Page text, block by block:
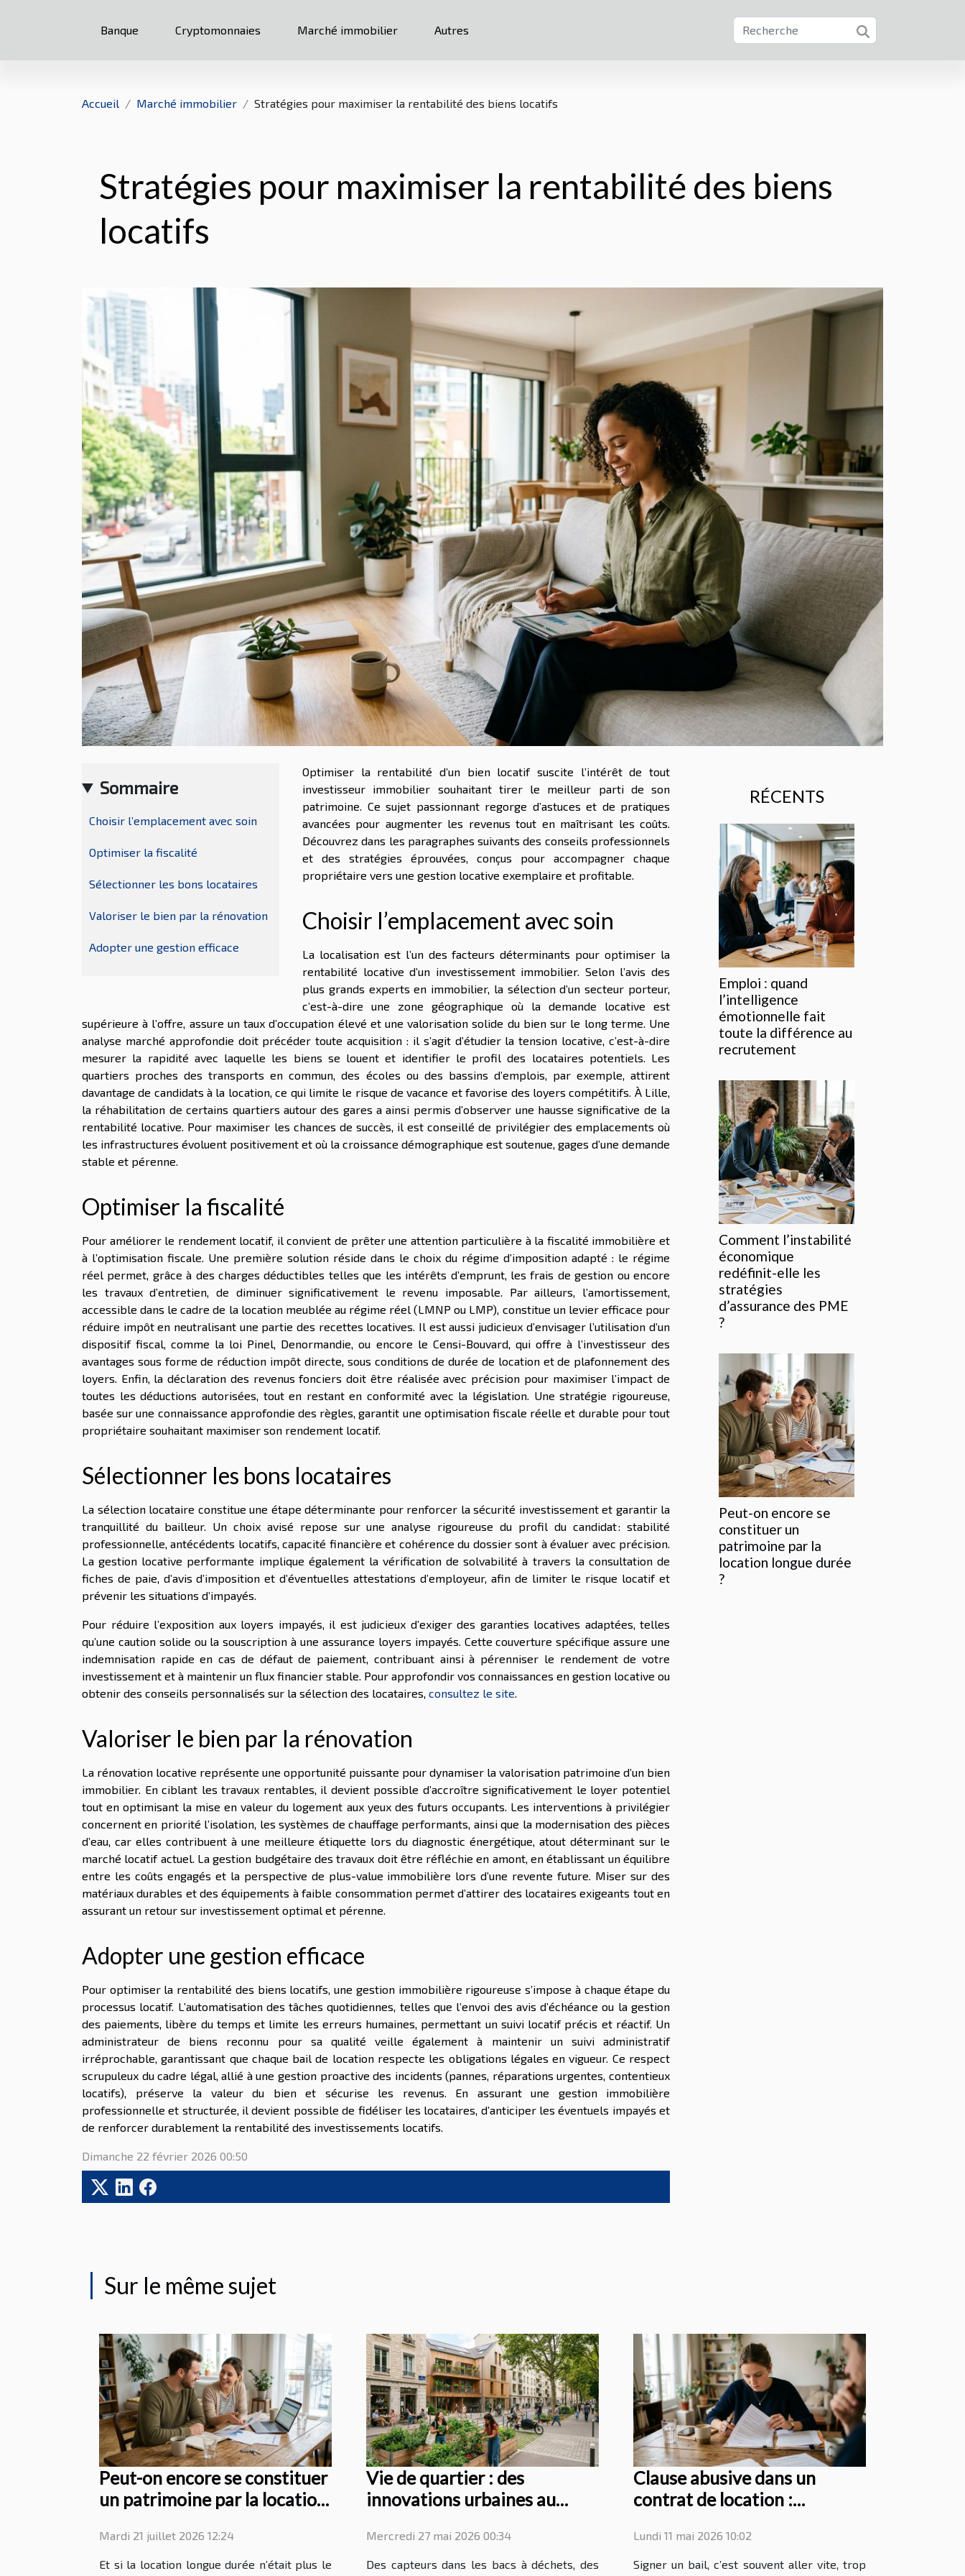
Banque Cryptomonnaies Marché immobilier Autres
Accueil Marché immobilier Stratégies pour maximiser la rentabilité des biens locatifs
Stratégies pour maximiser la rentabilité des biens
locatifs
Sommaire
Choisir l’emplacement avec soin
Optimiser la fiscalité
Sélectionner les bons locataires
Valoriser le bien par la rénovation
Adopter une gestion efficace
Optimiser la rentabilité d’un bien locatif suscite l’intérêt de tout
investisseur immobilier souhaitant tirer le meilleur parti de son
patrimoine. Ce sujet passionnant regorge d’astuces et de pratiques
avancées pour augmenter les revenus tout en maîtrisant les coûts.
Découvrez dans les paragraphes suivants des conseils professionnels
et des stratégies éprouvées, conçus pour accompagner chaque
propriétaire vers une gestion locative exemplaire et profitable.
Choisir l’emplacement avec soin
La localisation est l’un des facteurs déterminants pour optimiser la
rentabilité locative d’un investissement immobilier. Selon l’avis des
plus grands experts en immobilier, la sélection d’un secteur porteur,
c’est-à-dire une zone géographique où la demande locative est
supérieure à l’offre, assure un taux d’occupation élevé et une valorisation solide du bien sur le long terme. Une
analyse marché approfondie doit précéder toute acquisition : il s’agit d’étudier la tension locative, c’est-à-dire
mesurer la rapidité avec laquelle les biens se louent et identifier le profil des locataires potentiels. Les
quartiers proches des transports en commun, des écoles ou des bassins d’emplois, par exemple, attirent
davantage de candidats à la location, ce qui limite le risque de vacance et favorise des loyers compétitifs. À Lille,
la réhabilitation de certains quartiers autour des gares a ainsi permis d’observer une hausse significative de la
rentabilité locative. Pour maximiser les chances de succès, il est conseillé de privilégier des emplacements où
les infrastructures évoluent positivement et où la croissance démographique est soutenue, gages d’une demande
stable et pérenne.
Optimiser la fiscalité
Pour améliorer le rendement locatif, il convient de prêter une attention particulière à la fiscalité immobilière et
à l’optimisation fiscale. Une première solution réside dans le choix du régime d’imposition adapté : le régime
réel permet, grâce à des charges déductibles telles que les intérêts d’emprunt, les frais de gestion ou encore
les travaux d’entretien, de diminuer significativement le revenu imposable. Par ailleurs, l’amortissement,
accessible dans le cadre de la location meublée au régime réel (LMNP ou LMP), constitue un levier efficace pour
réduire impôt en neutralisant une partie des recettes locatives. Il est aussi judicieux d’envisager l’utilisation d’un
dispositif fiscal, comme la loi Pinel, Denormandie, ou encore le Censi-Bouvard, qui offre à l’investisseur des
avantages sous forme de réduction impôt directe, sous conditions de durée de location et de plafonnement des
loyers. Enfin, la déclaration des revenus fonciers doit être réalisée avec précision pour maximiser l’impact de
toutes les déductions autorisées, tout en restant en conformité avec la législation. Une stratégie rigoureuse,
basée sur une connaissance approfondie des règles, garantit une optimisation fiscale réelle et durable pour tout
propriétaire souhaitant maximiser son rendement locatif.
Sélectionner les bons locataires
La sélection locataire constitue une étape déterminante pour renforcer la sécurité investissement et garantir la
tranquillité du bailleur. Un choix avisé repose sur une analyse rigoureuse du profil du candidat : stabilité
professionnelle, antécédents locatifs, capacité financière et cohérence du dossier sont à évaluer avec précision.
La gestion locative performante implique également la vérification de solvabilité à travers la consultation de
fiches de paie, d’avis d’imposition et d’éventuelles attestations d’employeur, afin de limiter le risque locatif et
prévenir les situations d’impayés.
Pour réduire l’exposition aux loyers impayés, il est judicieux d’exiger des garanties locatives adaptées, telles
qu’une caution solide ou la souscription à une assurance loyers impayés. Cette couverture spécifique assure une
indemnisation rapide en cas de défaut de paiement, contribuant ainsi à pérenniser le rendement de votre
investissement et à maintenir un flux financier stable. Pour approfondir vos connaissances en gestion locative ou
obtenir des conseils personnalisés sur la sélection des locataires, consultez le site
Valoriser le bien par la rénovation
La rénovation locative représente une opportunité puissante pour dynamiser la valorisation patrimoine d’un bien
immobilier. En ciblant les travaux rentables, il devient possible d’accroître significativement le loyer potentiel
tout en optimisant la mise en valeur du logement aux yeux des futurs occupants. Les interventions à privilégier
concernent en priorité l’isolation, les systèmes de chauffage performants, ainsi que la modernisation des pièces
d’eau, car elles contribuent à une meilleure étiquette lors du diagnostic énergétique, atout déterminant sur le
marché locatif actuel. La gestion budgétaire des travaux doit être réfléchie en amont, en établissant un équilibre
entre les coûts engagés et la perspective de plus-value immobilière lors d’une revente future. Miser sur des
matériaux durables et des équipements à faible consommation permet d’attirer des locataires exigeants tout en
assurant un retour sur investissement optimal et pérenne.
Adopter une gestion efficace
Pour optimiser la rentabilité des biens locatifs, une gestion immobilière rigoureuse s’impose à chaque étape du
processus locatif. L’automatisation des tâches quotidiennes, telles que l’envoi des avis d’échéance ou la gestion
des paiements, libère du temps et limite les erreurs humaines, permettant un suivi locatif précis et réactif. Un
administrateur de biens reconnu pour sa qualité veille également à maintenir un suivi administratif
irréprochable, garantissant que chaque bail de location respecte les obligations légales en vigueur. Ce respect
scrupuleux du cadre légal, allié à une gestion proactive des incidents (pannes, réparations urgentes, contentieux
locatifs), préserve la valeur du bien et sécurise les revenus. En assurant une gestion immobilière
professionnelle et structurée, il devient possible de fidéliser les locataires, d’anticiper les éventuels impayés et
de renforcer durablement la rentabilité des investissements locatifs.
Dimanche 22 février 2026 00:50
RÉCENTS
Emploi : quand
l’intelligence
émotionnelle fait
toute la différence au
recrutement
Comment l’instabilité
économique
redéfinit-elle les
stratégies
d’assurance des PME
?
Peut-on encore se
constituer un
patrimoine par la
location longue durée
?
Sur le même sujet
Peut-on encore se constituer
un patrimoine par la location
Mardi 21 juillet 2026 12:24
Et si la location longue durée n’était plus le
Vie de quartier : des
innovations urbaines au
immobilière
Mercredi 27 mai 2026 00:34
Des capteurs dans les bacs à déchets, des
Clause abusive dans un
contrat de location :
signature
Lundi 11 mai 2026 10:02
Signer un bail, c’est souvent aller vite, trop